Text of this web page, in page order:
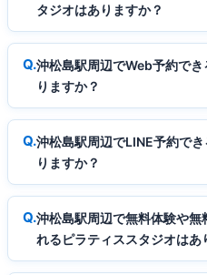
タジオはありますか？
沖松島駅周辺でWeb予約で
りますか？
沖松島駅周辺でLINE予約で
りますか？
沖松島駅周辺で無料体験や
れるピラティススタジオはあ